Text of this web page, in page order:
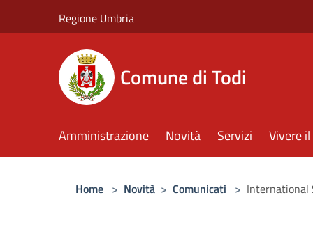
Regione Umbria
Comune di Todi
Amministrazione Novità Servizi Vivere
Home > Novità > Comunicati > International